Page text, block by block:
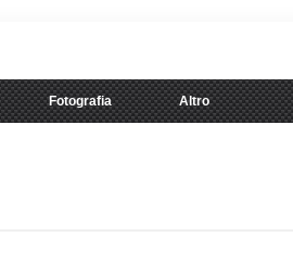
Fotografia Altro